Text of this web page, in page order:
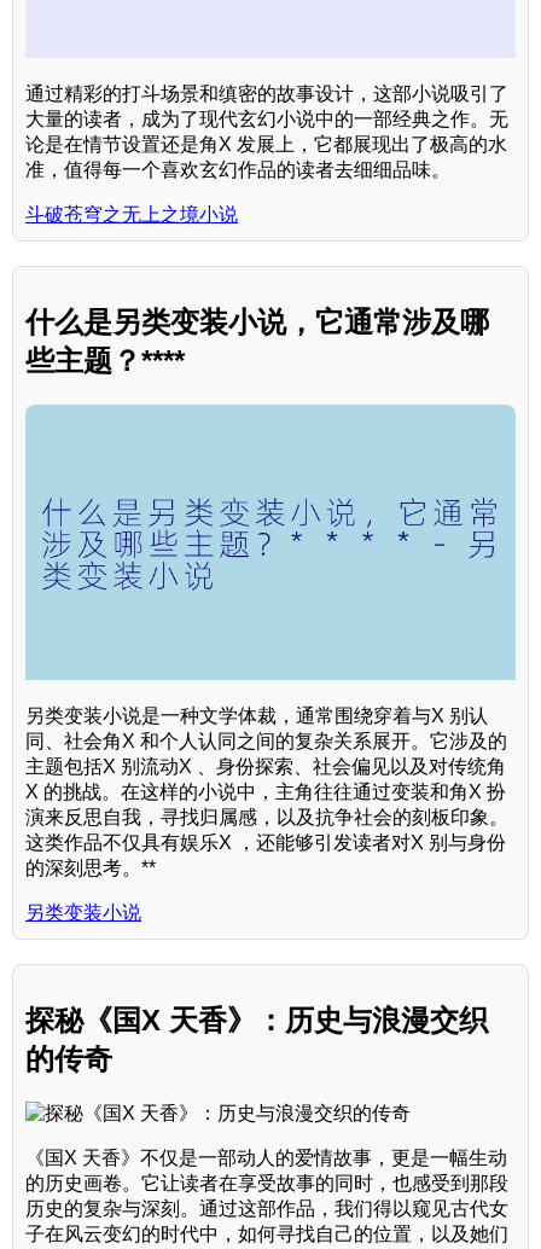
通过精彩的打斗场景和缜密的故事设计，这部小说吸引了
大量的读者，成为了现代玄幻小说中的一部经典之作。无
论是在情节设置还是角X 发展上，它都展现出了极高的水
准，值得每一个喜欢玄幻作品的读者去细细品味。
斗破苍穹之无上之境小说
什么是另类变装小说，它通常涉及哪
些主题？****
另类变装小说是一种文学体裁，通常围绕穿着与X 别认
同、社会角X 和个人认同之间的复杂关系展开。它涉及的
主题包括X 别流动X 、身份探索、社会偏见以及对传统角
X 的挑战。在这样的小说中，主角往往通过变装和角X 扮
演来反思自我，寻找归属感，以及抗争社会的刻板印象。
这类作品不仅具有娱乐X ，还能够引发读者对X 别与身份
的深刻思考。**
另类变装小说
探秘《国X 天香》：历史与浪漫交织
的传奇
《国X 天香》不仅是一部动人的爱情故事，更是一幅生动
的历史画卷。它让读者在享受故事的同时，也感受到那段
历史的复杂与深刻。通过这部作品，我们得以窥见古代女
子在风云变幻的时代中，如何寻找自己的位置，以及她们